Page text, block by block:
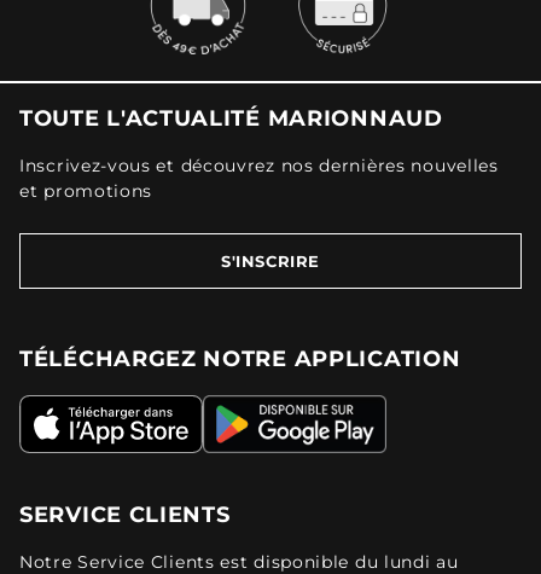
TOUTE L'ACTUALITÉ MARIONNAUD
Inscrivez-vous et découvrez nos dernières nouvelles
et promotions
S'INSCRIRE
TÉLÉCHARGEZ NOTRE APPLICATION
SERVICE CLIENTS
Notre Service Clients est disponible du lundi au